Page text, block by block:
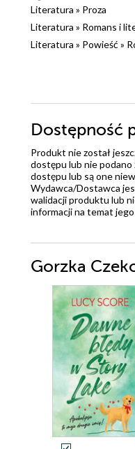
Literatura » Proza
Literatura » Romans i
Literatura » Powieść »
Dostępność
Produkt nie został
dostępu lub nie podano
dostępu lub są one
Wydawca/Dostawca
walidacji produktu lub
informacji na temat
Gorzka